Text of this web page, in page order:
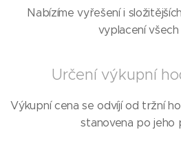
Nabízíme vyřešení i
vyplacení všech
Určení výkupní
Výkupní cena se odvíjí od tržní
stanovena po jeho